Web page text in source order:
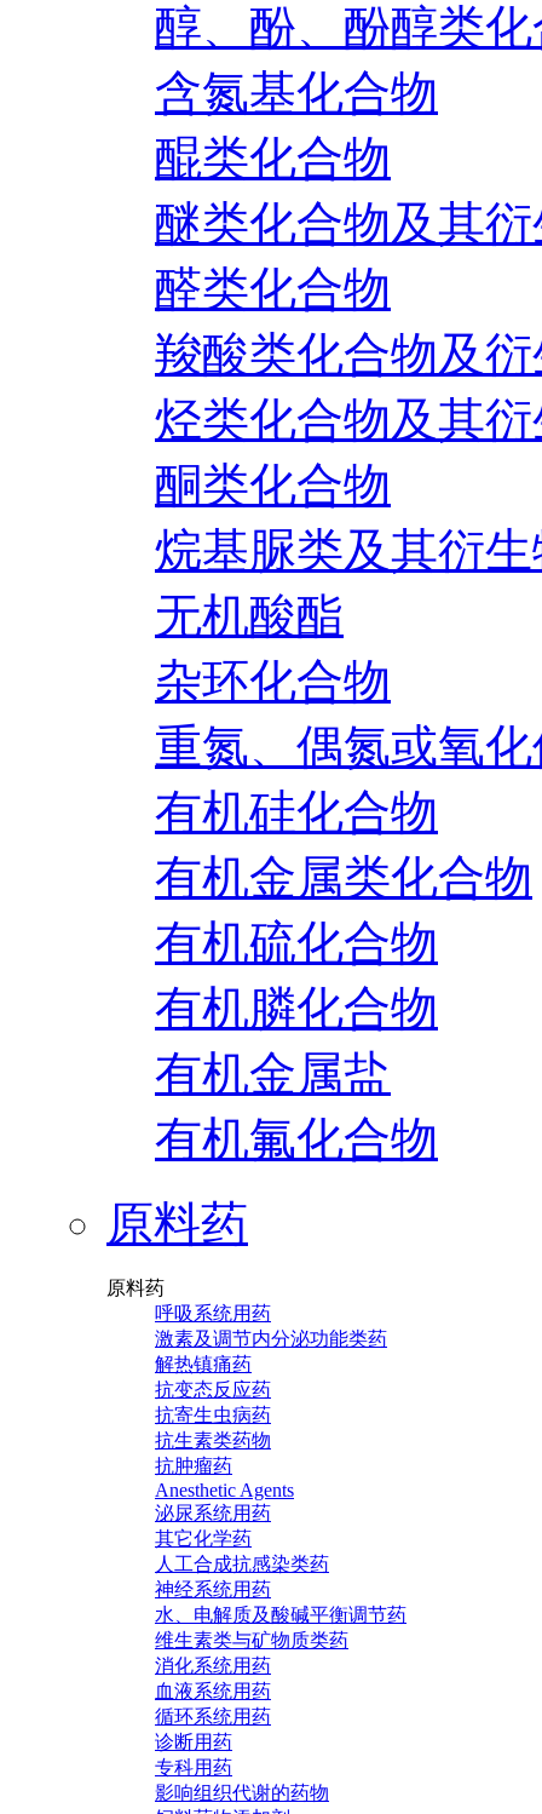
醇、酚、酚醇类
含氮基化合物
醌类化合物
醚类化合物及其
醛类化合物
羧酸类化合物及
烃类化合物及其
酮类化合物
烷基脲类及其衍
无机酸酯
杂环化合物
重氮、偶氮或氧
有机硅化合物
有机金属类化合物
有机硫化合物
有机膦化合物
有机金属盐
有机氟化合物
原料药
原料药
呼吸系统用药
激素及调节内分泌功能类药
解热镇痛药
抗变态反应药
抗寄生虫病药
抗生素类药物
抗肿瘤药
Anesthetic Agents
泌尿系统用药
其它化学药
人工合成抗感染类药
神经系统用药
水、电解质及酸碱平衡调节药
维生素类与矿物质类药
消化系统用药
血液系统用药
循环系统用药
诊断用药
专科用药
影响组织代谢的药物